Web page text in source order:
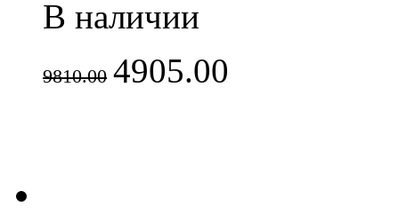
В наличии
9810.00 4905.00